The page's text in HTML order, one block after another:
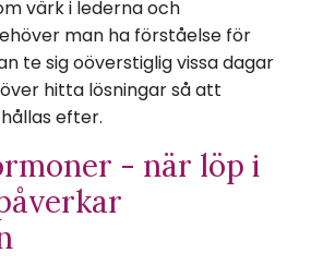
värk i lederna och
man ha förståelse för
te sig oöverstiglig vissa dagar
hitta lösningar så att
efter.
- när löp i